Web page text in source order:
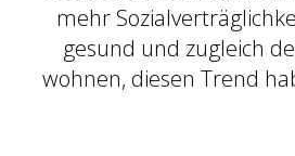
mehr
gesund und zugleich
wohnen, diesen Trend